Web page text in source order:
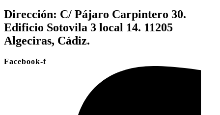
Dirección: C/ Pájaro Carpintero 30.
Edificio Sotovila 3 local 14. 11205
Algeciras, Cádiz.
Facebook-f